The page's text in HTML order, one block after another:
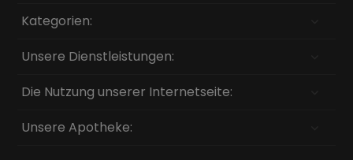
Kategorien:
Unsere Dienstleistungen:
Die Nutzung unserer Internetseite:
Unsere Apotheke: